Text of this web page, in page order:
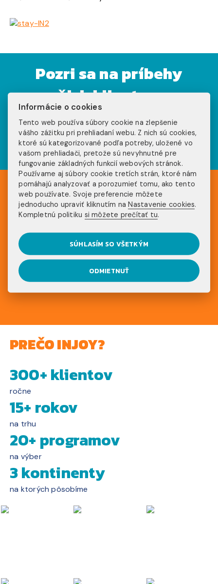
Pozri sa na príbehy
našich klientov na
sociálnych sieťach
UŽ VIEŠ, AKÝ
PROGRAM ZVOLIŤ?
NEZÁVÄZNE SA REGISTRUJ
PREČO INJOY?
300+ klientov
ročne
15+ rokov
na trhu
20+ programov
na výber
3 kontinenty
na ktorých pôsobíme
Informácie o cookies
Tento web používa súbory cookie na zlepšenie
vášho zážitku pri prehliadaní webu. Z nich sú cookies,
ktoré sú kategorizované podľa potreby, uložené vo
vašom prehliadači, pretože sú nevyhnutné pre
fungovanie základných funkcií webových stránok.
Používame aj súbory cookie tretích strán, ktoré nám
pomáhajú analyzovať a porozumieť tomu, ako tento
web používate. Svoje preferencie môžete
jednoducho upraviť kliknutím naNastavenie cookies.
Kompletnú politiku si môžete prečítať tu.
SÚHLASÍM SO VŠETKÝM
ODMIETNUŤ